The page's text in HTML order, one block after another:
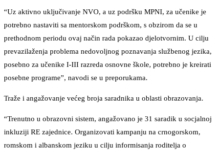
“Uz aktivno uključivanje NVO, a uz podršku MPNI, za učenike je
potrebno nastaviti sa mentorskom podrškom, s obzirom da se u
prethodnom periodu ovaj način rada pokazao djelotvornim. U cilju
prevazilaženja problema nedovoljnog poznavanja službenog jezika,
posebno za učenike I-III razreda osnovne škole, potrebno je kreirati
posebne programe”, navodi se u preporukama.
Traže i angažovanje većeg broja saradnika u oblasti obrazovanja.
“Trenutno u obrazovni sistem, angažovano je 31 saradik u socjalnoj
inkluziji RE zajednice. Organizovati kampanju na crnogorskom,
romskom i albanskom jeziku u cilju informisanja roditelja o